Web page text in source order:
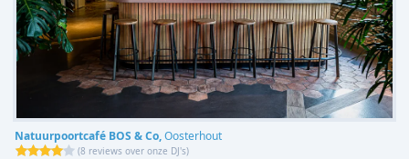
Natuurpoortcafé BOS & Co,Oosterhout
(8 reviews over onze DJ's)